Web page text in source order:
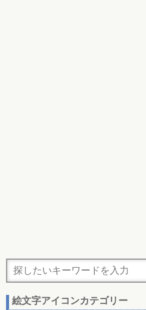
絵文字アイコンカテゴリー